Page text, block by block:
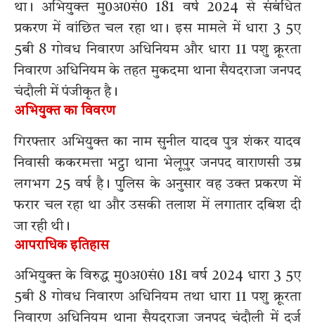
था। अभियुक्त मु0अ0सं0 181 वर्ष 2024 से संबंधित
प्रकरण में वांछित चल रहा था। इस मामले में धारा 3 5ए
5बी 8 गोवध निवारण अधिनियम और धारा 11 पशु क्रूरता
निवारण अधिनियम के तहत मुकदमा थाना सैयदराजा जनपद
चंदौली में पंजीकृत है।
अभियुक्त का विवरण
गिरफ्तार अभियुक्त का नाम सुनील यादव पुत्र शंकर यादव
निवासी ककरमत्ता भट्ठा थाना भेलूपुर जनपद वाराणसी उम्र
लगभग 25 वर्ष है। पुलिस के अनुसार वह उक्त प्रकरण में
फरार चल रहा था और उसकी तलाश में लगातार दबिश दी
जा रही थी।
आपराधिक इतिहास
अभियुक्त के विरुद्ध मु0अ0सं0 181 वर्ष 2024 धारा 3 5ए
5बी 8 गोवध निवारण अधिनियम तथा धारा 11 पशु क्रूरता
निवारण अधिनियम थाना सैयदराजा जनपद चंदौली में दर्ज